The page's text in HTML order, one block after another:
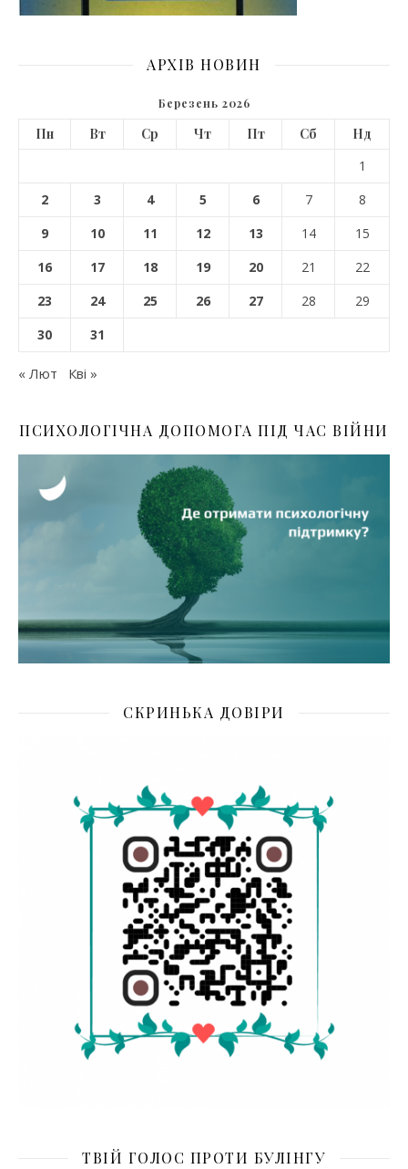
АРХІВ НОВИН
Березень 2026
Пн Вт Ср Чт Пт Сб
Нд
1
2
3 4 5 6 7
8
9
10 11 12 13 14
15
16
17 18 19 20 21
22
23
24 25 26 27 28
29
30
31
« Лют Кві »
ПСИХОЛОГІЧНА ДОПОМОГА ПІД ЧАС ВІЙНИ
СКРИНЬКА ДОВІРИ
ТВІЙ ГОЛОС ПРОТИ БУЛІНГУ